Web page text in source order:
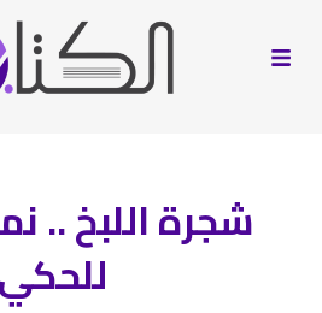
شجرة اللبخ ..
للحكي